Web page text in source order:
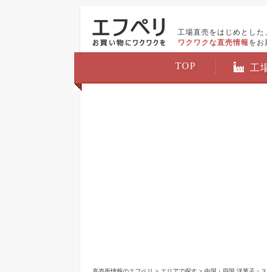
工場直売をはじめとした
ワクワクな直売情報 をお
TOP 工